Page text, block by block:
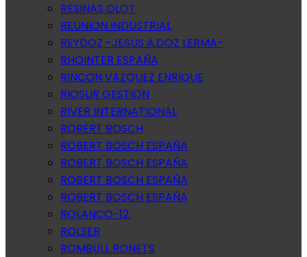
RESINAS OLOT
REUNION INDUSTRIAL
REYDOZ -JESUS A.DOZ LERMA-
RHOINTER ESPAÑA
RINCON VAZQUEZ ENRIQUE
RIOSUR GESTION
RIVER INTERNATIONAL
ROBERT BOSCH
ROBERT BOSCH ESPAÑA
ROBERT BOSCH ESPAÑA
ROBERT BOSCH ESPAÑA
ROBERT BOSCH ESPAÑA
ROLANCO-12.
ROLSER
ROMBULL RONETS